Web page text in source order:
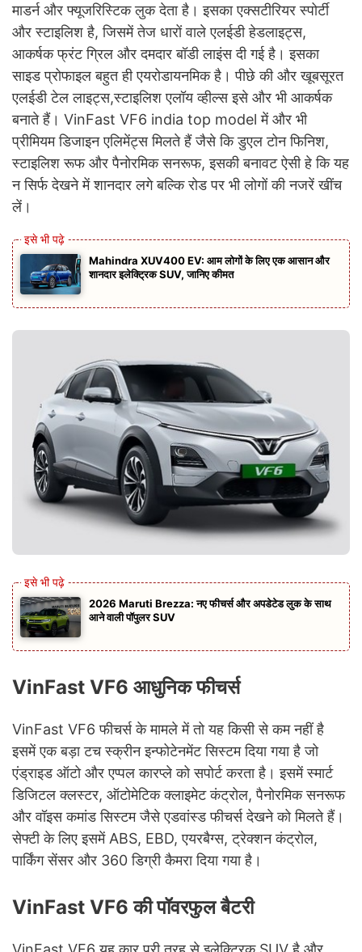
माडर्न और फ्यूजरिस्टिक लुक देता है। इसका एक्सटीरियर स्पोर्टी
और स्टाइलिश है, जिसमें तेज धारों वाले एलईडी हेडलाइट्स,
आकर्षक फ्रंट ग्रिल और दमदार बॉडी लाइंस दी गई है। इसका
साइड प्रोफाइल बहुत ही एयरोडायनमिक है। पीछे की और खूबसूरत
एलईडी टेल लाइट्स,स्टाइलिश एलॉय व्हील्स इसे और भी आकर्षक
बनाते हैं। VinFast VF6 india top model में और भी
प्रीमियम डिजाइन एलिमेंट्स मिलते हैं जैसे कि डुएल टोन फिनिश,
स्टाइलिश रूफ और पैनोरमिक सनरूफ, इसकी बनावट ऐसी हे कि यह
न सिर्फ देखने में शानदार लगे बल्कि रोड पर भी लोगों की नजरें खींच
लें।
Mahindra XUV400 EV: आम लोगों के लिए एक आसान और
शानदार इलेक्ट्रिक SUV, जानिए कीमत
2026 Maruti Brezza: नए फीचर्स और अपडेटेड लुक के साथ
आने वाली पॉपुलर SUV
VinFast VF6 आधुनिक फीचर्स
VinFast VF6 फीचर्स के मामले में तो यह किसी से कम नहीं है
इसमें एक बड़ा टच स्क्रीन इन्फोटेनमेंट सिस्टम दिया गया है जो
एंड्राइड ऑटो और एप्पल कारप्ले को सपोर्ट करता है। इसमें स्मार्ट
डिजिटल क्लस्टर, ऑटोमेटिक क्लाइमेट कंट्रोल, पैनोरमिक सनरूफ
और वॉइस कमांड सिस्टम जैसे एडवांस्ड फीचर्स देखने को मिलते हैं।
सेफ्टी के लिए इसमें ABS, EBD, एयरबैग्स, ट्रेक्शन कंट्रोल,
पार्किंग सेंसर और 360 डिग्री कैमरा दिया गया है।
VinFast VF6 की पॉवरफुल बैटरी